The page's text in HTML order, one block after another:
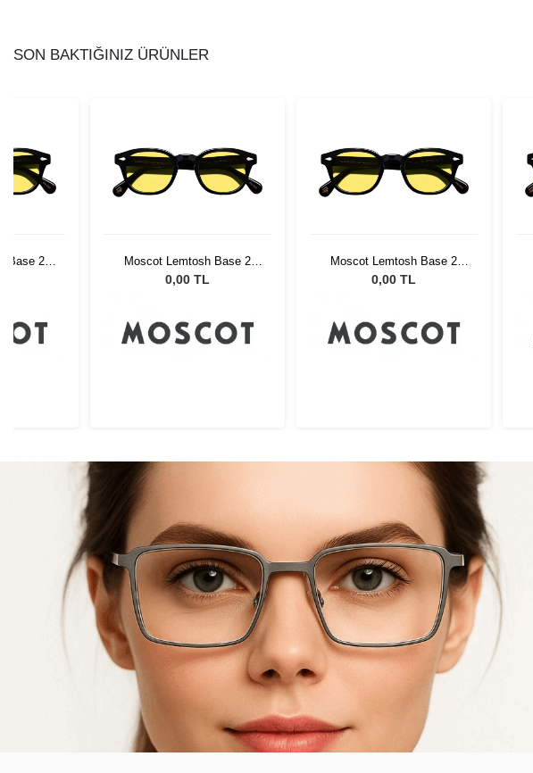
SON BAKTIĞINIZ ÜRÜNLER
Base 2
Moscot Lemtosh Base 2
Sun 49 Black Mellow Yellow
0,00 TL
Moscot Lemtosh Base 2
Sun 49 Black Mellow Yellow
0,00 TL